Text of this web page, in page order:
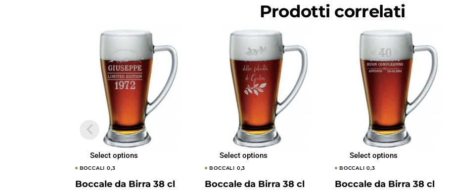
Prodotti correlati
Select options
BOCCALI 0,3
Boccale da Birra 38 cl
Select options
BOCCALI 0,3
Boccale da Birra 38 cl
Select options
BOCCALI 0,3
Boccale da Birra 38 cl